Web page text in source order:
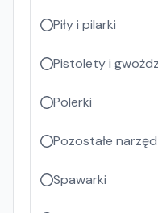
Piły i pilarki
Pistolety i
Polerki
Pozostałe
Spawarki